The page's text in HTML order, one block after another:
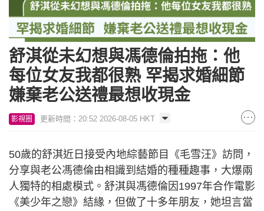
舒淇從未幻想與馮德倫拍拖：他
每位女友我都很熟 罕揭求婚細節
嫌棄老公送禮最想收現金
影視圈 更新時間：20:52 2026-08-05 HKT
50歲的舒淇近日接受內地綜藝節目《毛雪汪》訪問，
分享與老公馮德倫由相識到結婚的種種趣事，大爆兩
人獨特的相處模式。舒淇與馮德倫因1997年合作電影
《美少年之戀》結緣，但做了十多年朋友，她坦言當